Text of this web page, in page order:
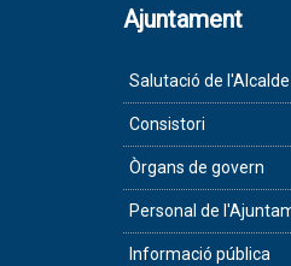
Ajuntament
Salutació de l'Alcalde
Consistori
Òrgans de govern
Personal de
Informació pública